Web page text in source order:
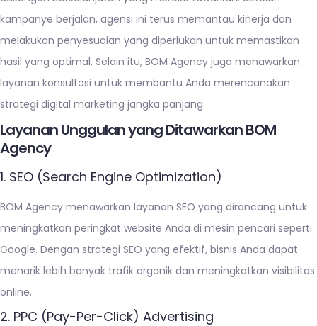
kampanye berjalan, agensi ini terus memantau kinerja dan
melakukan penyesuaian yang diperlukan untuk memastikan
hasil yang optimal. Selain itu, BOM Agency juga menawarkan
layanan konsultasi untuk membantu Anda merencanakan
strategi digital marketing jangka panjang.
Layanan Unggulan yang Ditawarkan BOM
Agency
1. SEO (Search Engine Optimization)
BOM Agency menawarkan layanan SEO yang dirancang untuk
meningkatkan peringkat website Anda di mesin pencari seperti
Google. Dengan strategi SEO yang efektif, bisnis Anda dapat
menarik lebih banyak trafik organik dan meningkatkan visibilitas
online.
2. PPC (Pay-Per-Click) Advertising